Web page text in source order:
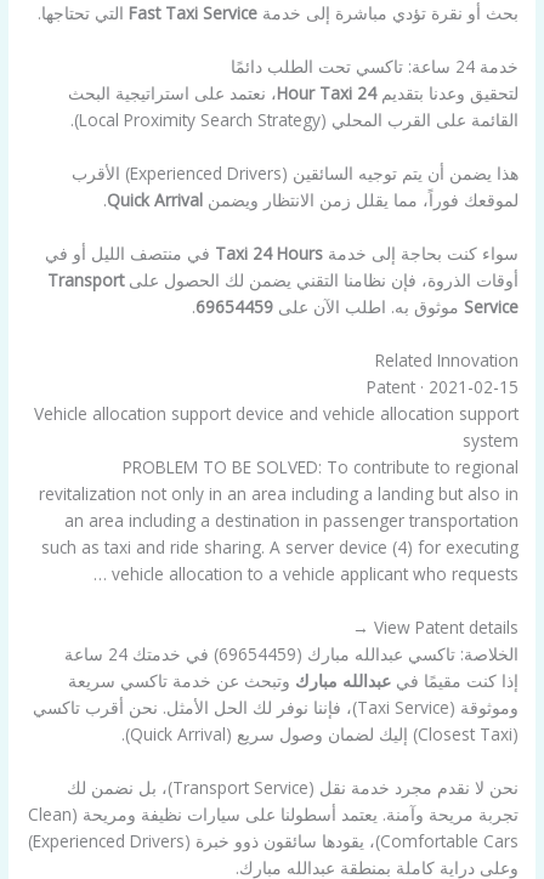
بحث أو نقرة تؤدي مباشرة إلى خدمةFast Taxi Service التي تحتاجها.
خدمة 24 ساعة: تاكسي تحت الطلب دائمًا
لتحقيق وعدنا بتقديم24 Hour Taxi
، نعتمد على استراتيجية البحث
القائمة على القرب المحلي (Local Proximity Search Strategy).
هذا يضمن أن يتم توجيه السائقين (Experienced Drivers) الأقرب
لموقعك فوراً، مما يقلل زمن الانتظار ويضمنQuick Arrival
.
سواء كنت بحاجة إلى خدمةTaxi 24 Hours في منتصف الليل أو في
أوقات الذروة، فإن نظامنا التقني يضمن لك الحصول علىTransport
Service موثوق به. اطلب الآن على69654459
.
Related Innovation
Patent · 2021-02-15
Vehicle allocation support device and vehicle allocation support
system
PROBLEM TO BE SOLVED: To contribute to regional
revitalization not only in an area including a landing but also in
an area including a destination in passenger transportation
such as taxi and ride sharing. A server device (4) for executing
vehicle allocation to a vehicle applicant who requests …
View Patent details →
الخلاصة: تاكسي عبدالله مبارك (69654459) في خدمتك 24 ساعة
إذا كنت مقيمًا فيعبدالله مبارك وتبحث عن خدمة تاكسي سريعة
وموثوقة (Taxi Service)، فإننا نوفر لك الحل الأمثل. نحن أقرب تاكسي
(Closest Taxi) إليك لضمان وصول سريع (Quick Arrival).
نحن لا نقدم مجرد خدمة نقل (Transport Service)، بل نضمن لك
تجربة مريحة وآمنة. يعتمد أسطولنا على سيارات نظيفة ومريحة (Clean
Comfortable Cars)، يقودها سائقون ذوو خبرة (Experienced Drivers)
وعلى دراية كاملة بمنطقة عبدالله مبارك.